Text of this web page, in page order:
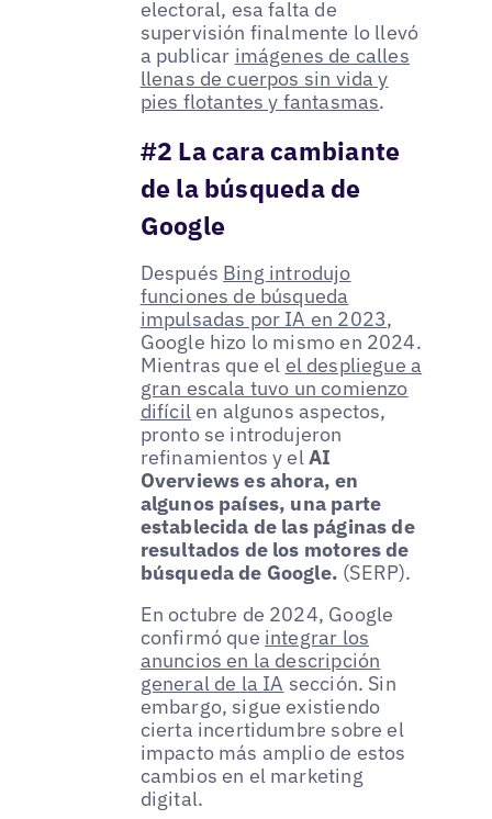
electoral, esa falta de
supervisión finalmente lo llevó
a publicar imágenes de calles
llenas de cuerpos sin vida y
pies flotantes y fantasmas.
#2 La cara cambiante
de la búsqueda de
Google
Después Bing introdujo
funciones de búsqueda
impulsadas por IA en 2023,
Google hizo lo mismo en 2024.
Mientras que el el despliegue a
gran escala tuvo un comienzo
difícilen algunos aspectos,
pronto se introdujeron
refinamientos y elAI
Overviews es ahora, en
algunos países, una parte
establecida de las páginas de
resultados de los motores de
búsqueda de Google. (SERP).
En octubre de 2024, Google
confirmó que integrar los
anuncios en la descripción
general de la IA sección. Sin
embargo, sigue existiendo
cierta incertidumbre sobre el
impacto más amplio de estos
cambios en el marketing
digital.